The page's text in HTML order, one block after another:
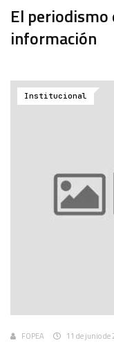
El periodismo
información
Institucional
FOPEA 11 de junio de